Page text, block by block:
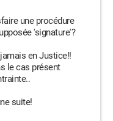
une procédure
'signature'?
en Justice!!
le cas présent
suite!